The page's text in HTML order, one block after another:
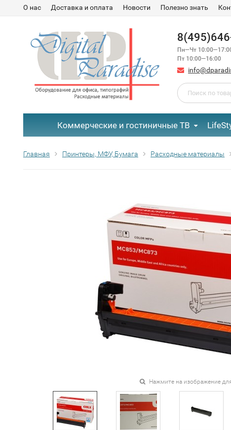
О нас Доставка и оплата Новости Полезно знать
Пн—Чт
Пт 10:00—16:00
Коммерческие и гостиничные ТВ
Главная Принтеры, МФУ, Бумага Расходные материалы
Нажмите на изображение